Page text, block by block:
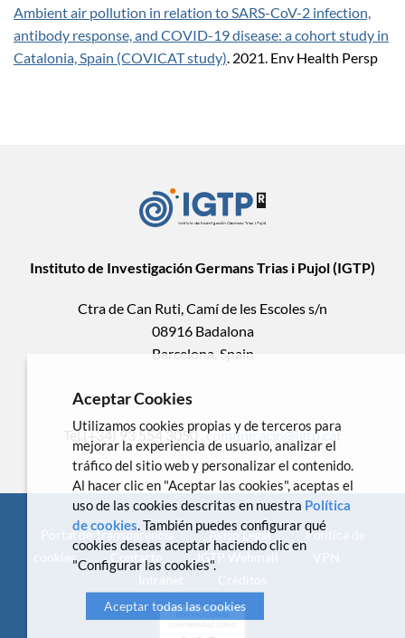
Ambient air pollution in relation to SARS-CoV-2 infection,
antibody response, and COVID-19 disease: a cohort study in
Catalonia, Spain (COVICAT study). 2021. Env Health Persp
Instituto de Investigación Germans Trias i Pujol (IGTP)
Ctra de Can Ruti, Camí de les Escoles s/n
08916 Badalona
Barcelona, Spain
Tel.(+34) 93 554 3050 .comunicacio@igtp.cat
Portal de Transparencia Aviso Legal
Política de
cookies
Contacto IGTP Webmail
Aceptar Cookies
Utilizamos cookies propias y de terceros para
mejorar la experiencia de usuario, analizar el
tráfico del sitio web y personalizar el contenido.
Al hacer clic en "Aceptar las cookies", aceptas el
uso de las cookies descritas en nuestra Política
de cookies. También puedes configurar qué
cookies deseas aceptar haciendo clic en
"Configurar las cookies".
Aceptar todas las cookies